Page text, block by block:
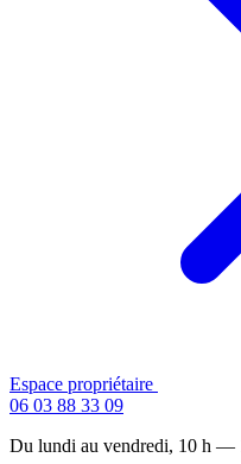
Espace propriétaire
06 03 88 33 09
Du lundi au vendredi, 10 h —